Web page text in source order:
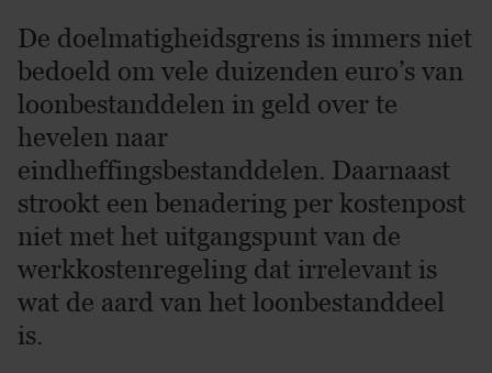
De doelmatigheidsgrens is immers niet
bedoeld om vele duizenden euro’s van
loonbestanddelen in geld over te
hevelen naar
eindheffingsbestanddelen. Daarnaast
strookt een benadering per kostenpost
niet met het uitgangspunt van de
werkkostenregeling dat irrelevant is
wat de aard van het loonbestanddeel
is.